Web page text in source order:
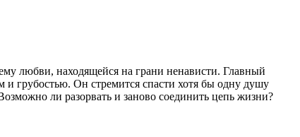
любви, находящейся на грани ненависти. Главный
и грубостью. Он стремится спасти хотя бы одну душу
ли разорвать и заново соединить цепь жизни?